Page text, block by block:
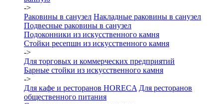
->
Раковины в санузел Накладные раковины в санузел
Подвесные раковины в санузел
Подоконники из искусственного камня
Стойки ресепшн из искусственного камня
->
Для торговых и коммерческих предприятий
Барные стойки из искусственного камня
->
Для кафе и ресторанов HORECA Для ресторанов
общественного питания